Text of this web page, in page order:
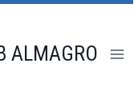
ALMAGRO